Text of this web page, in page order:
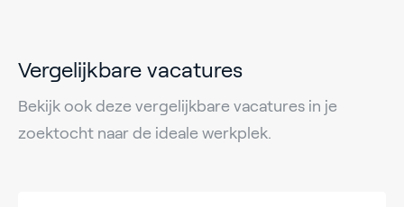
Vergelijkbare vacatures
Bekijk ook deze vergelijkbare vacatures in je
zoektocht naar de ideale werkplek.